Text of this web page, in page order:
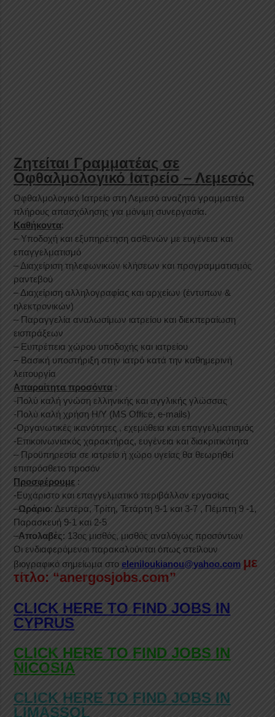
Ζητείται Γραμματέας σε
Οφθαλμολογικό Ιατρείο – Λεμεσός
Οφθαλμολογικό Ιατρείο στη Λεμεσό αναζητά γραμματέα
πλήρους απασχόλησης για μόνιμη συνεργασία.
Καθήκοντα:
– Υποδοχή και εξυπηρέτηση ασθενών με ευγένεια και
επαγγελματισμό
– Διαχείριση τηλεφωνικών κλήσεων και προγραμματισμός
ραντεβού
– Διαχείριση αλληλογραφίας και αρχείων (έντυπων &
ηλεκτρονικών)
– Παραγγελία αναλωσίμων ιατρείου και διεκπεραίωση
εισπράξεων
– Ευπρέπεια χώρου υποδοχής και ιατρείου
– Βασική υποστήριξη στην ιατρό κατά την καθημερινή
λειτουργία
Απαραίτητα προσόντα :
-Πολύ καλή γνώση ελληνικής και αγγλικής γλώσσας
-Πολύ καλή χρήση Η/Υ (MS Office, e-mails)
-Οργανωτικές ικανότητες , εχεμύθεια και επαγγελματισμός
-Επικοινωνιακός χαρακτήρας, ευγένεια και διακριτικότητα
– Προϋπηρεσία σε ιατρείο ή χώρο υγείας θα θεωρηθεί
επιπρόσθετο προσόν
Προσφέρουμε :
-Ευχάριστο και επαγγελματικό περιβάλλον εργασίας
–Ωράριο: Δευτέρα, Τρίτη, Τετάρτη 9-1 και 3-7 , Πέμπτη 9 -1,
Παρασκευή 9-1 και 2-5
–Απολαβές: 13ος μισθός, μισθός αναλόγως προσόντων
Οι ενδιαφερόμενοι παρακαλούνται όπως στείλουν
βιογραφικό σημείωμα στο eleniloukianou@yahoo.com με
τίτλο: “anergosjobs.com”
CLICK HERE TO FIND JOBS IN
CYPRUS
CLICK HERE TO FIND JOBS IN
NICOSIA
CLICK HERE TO FIND JOBS IN
LIMASSOL